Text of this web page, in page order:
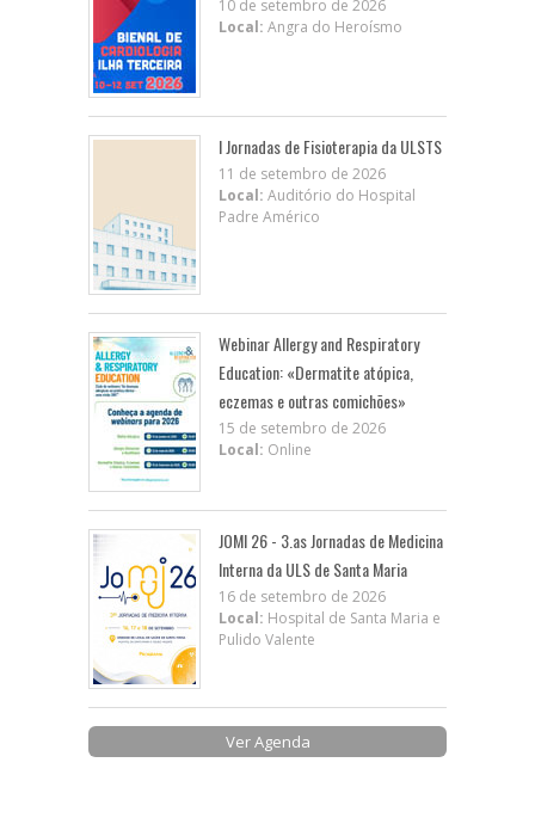
10 de setembro de 2026
Local: Angra do Heroísmo
I Jornadas de Fisioterapia da ULSTS
11 de setembro de 2026
Local: Auditório do Hospital
Padre Américo
Webinar Allergy and Respiratory
Education: «Dermatite atópica,
eczemas e outras comichões»
15 de setembro de 2026
Local: Online
JOMI 26 - 3.as Jornadas de Medicina
Interna da ULS de Santa Maria
16 de setembro de 2026
Local: Hospital de Santa Maria e
Pulido Valente
Ver Agenda